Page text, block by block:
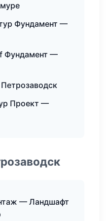
Фундамент —
Фундамент —
Проект —
— Ландшафт